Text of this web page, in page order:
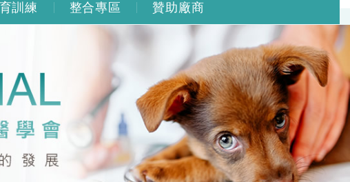
訓練 整合專區 贊助廠商